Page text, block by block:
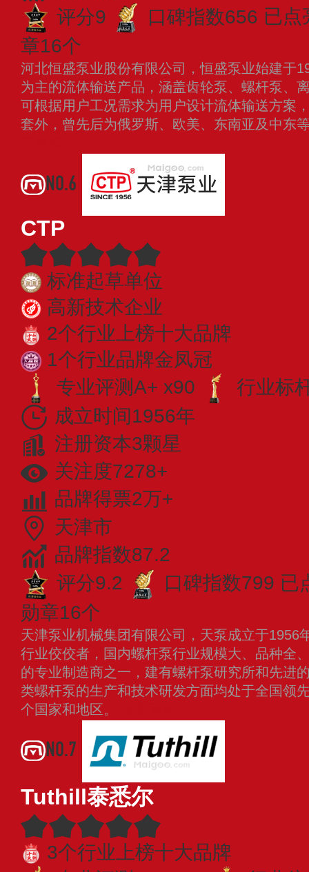
评分9
口碑指数656 已点
章16个
河北恒盛泵业股份有限公司，恒盛泵业始建于
为主的流体输送产品，涵盖齿轮泵、螺杆泵、
可根据用户工况需求为用户设计流体输送方案
套外，曾先后为俄罗斯、欧美、东南亚及中东
NO.6
CTP
标准起草单位
高新技术企业
2个行业上榜十大品牌
1个行业品牌金凤冠
专业评测A+ x90
行业标
成立时间1956年
注册资本3颗星
关注度7278+
品牌得票2万+
天津市
品牌指数87.2
评分9.2
口碑指数799 已
勋章16个
天津泵业机械集团有限公司，天泵成立于1956
行业佼佼者，国内螺杆泵行业规模大、品种全
的专业制造商之一，建有螺杆泵研究所和先进
类螺杆泵的生产和技术研发方面均处于全国领
个国家和地区。
NO.7
Tuthill泰悉尔
3个行业上榜十大品牌